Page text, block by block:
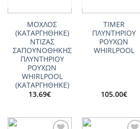
ΜΟΧΛΟΣ
(ΚΑΤΑΡΓΗΘΗΚΕ)
ΝΤΙΖΑΣ
ΣΑΠΟΥΝΟΘΗΚΗΣ
ΠΛΥΝΤΗΡΙΟΥ
ΡΟΥΧΩΝ
WHIRLPOOL
(ΚΑΤΑΡΓΗΘΗΚΕ)
13.69€
TIMER
ΠΛΥΝΤΗΡΙΟΥ
ΡΟΥΧΩΝ
WHIRLPOOL
105.00€